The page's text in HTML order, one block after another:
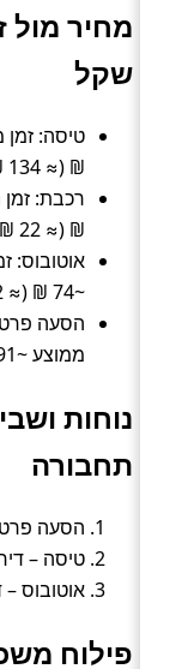
מחיר מול
שקל
₪ (≈ 134 ₪ לשעה).
₪ (≈ 22 ₪ לשעה).
~74 ₪ (≈ 12 ₪ לשעה).
ממוצע ~1391 ₪ (≈ 378 ₪ לשעה).
נוחות
תחבורה
הסעה פרטית – דירוג
טיסה – דירוג 4.43/5 (72
אוטובוס – דירוג 3.81/5
פילוח